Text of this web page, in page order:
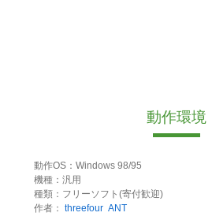
動作環境
動作OS：Windows 98/95
機種：汎用
種類：フリーソフト(寄付歓迎)
作者： threefour ANT